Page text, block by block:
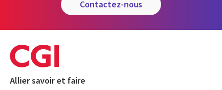
contactez-nous
Allier savoir et faire